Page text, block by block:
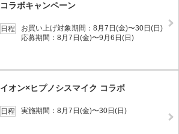
コラボキャンペーン
日程
お買い上げ対象期間：8月7日(金)〜30日(日)
応募期間：8月7日(金)〜9月6日(日)
イオン×ヒプノシスマイク コラボ
日程 実施期間：8月7日(金)〜30日(日)